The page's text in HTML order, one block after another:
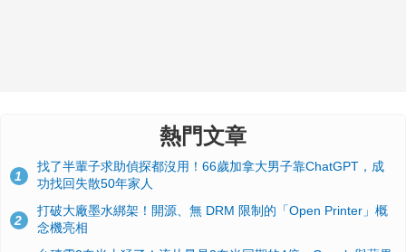
熱門文章
1
找了半輩子求助偵探都沒用！66歲加拿大男子靠ChatGPT，成
功找回失散50年家人
2
打破大廠墨水綁架！開源、無 DRM 限制的「Open Printer」概
念機亮相